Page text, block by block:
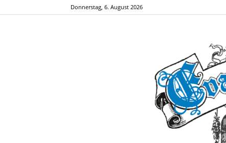
Donnerstag, 6. August 2026